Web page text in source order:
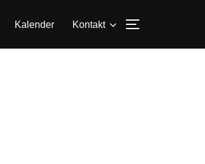
Kalender Kontakt